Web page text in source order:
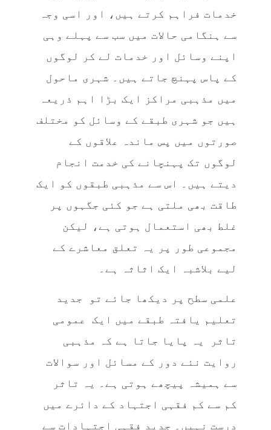
خدمات فراہم کرتے ہیں، اور اسی وجہ
سے ہنگامی حالات میں سب سے پہلے وہی
اپنے وسائل اور خدمات لے کر لوگوں
کے پاس پہنچ جاتے ہیں۔ شہری ماحول
میں مذہبی مراکز ایک بڑا اہم ذریعہ
ہیں جو شہری طبقے کے وسائل کو مختلف
صورتوں میں پس ماندہ علاقوں کے
لوگوں تک پہنچانے کی خدمت انجام
دیتے ہیں۔ اس سے مذہبی طبقوں کو ایک
طاقت بھی ملتی ہے جو کئی جگہوں پر
غلط بھی استعمال ہوتی ہے، لیکن
مجموعی طور پر یہ تعلق معاشرے کے
لیے بلاشبہ ایک اثاثہ ہے۔
علمی سطح پر دیکھا جائے تو جدید
تعلیم یافتہ طبقے میں ایک عمومی
تاثر یہ پایا جاتا ہے کہ مذہبی
روایت نئے دور کے مسائل اور سوالات
سے ہمیشہ پیچھے ہوتی ہے۔ یہ تاثر
کم سے کم فقہی اجتہاد کے دائرے میں
درست نہیں۔ جدید فقہی اجتہادات سے